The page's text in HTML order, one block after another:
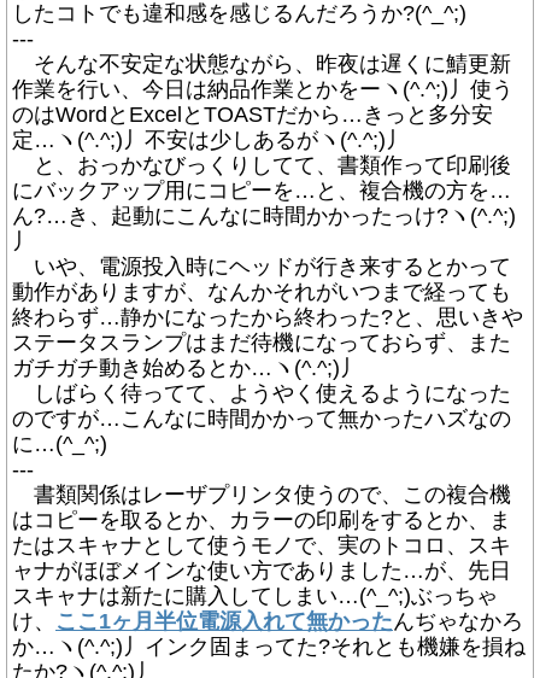
したコトでも違和感を感じるんだろうか?(^_^;)
---
そんな不安定な状態ながら、昨夜は遅くに鯖更新
作業を行い、今日は納品作業とかをーヽ(^.^;)丿使う
のはWordとExcelとTOASTだから…きっと多分安
定…ヽ(^.^;)丿不安は少しあるがヽ(^.^;)丿
と、おっかなびっくりしてて、書類作って印刷後
にバックアップ用にコピーを…と、複合機の方を…
ん?…き、起動にこんなに時間かかったっけ?ヽ(^.^;)
丿
いや、電源投入時にヘッドが行き来するとかって
動作がありますが、なんかそれがいつまで経っても
終わらず…静かになったから終わった?と、思いきや
ステータスランプはまだ待機になっておらず、また
ガチガチ動き始めるとか…ヽ(^.^;)丿
しばらく待ってて、ようやく使えるようになった
のですが…こんなに時間かかって無かったハズなの
に…(^_^;)
---
書類関係はレーザプリンタ使うので、この複合機
はコピーを取るとか、カラーの印刷をするとか、ま
たはスキャナとして使うモノで、実のトコロ、スキ
ャナがほぼメインな使い方でありました…が、先日
スキャナは新たに購入してしまい…(^_^;)ぶっちゃ
け、 ここ1ヶ月半位電源入れて無かったんぢゃなかろ
か…ヽ(^.^;)丿インク固まってた?それとも機嫌を損ね
たか?ヽ(^.^;)丿